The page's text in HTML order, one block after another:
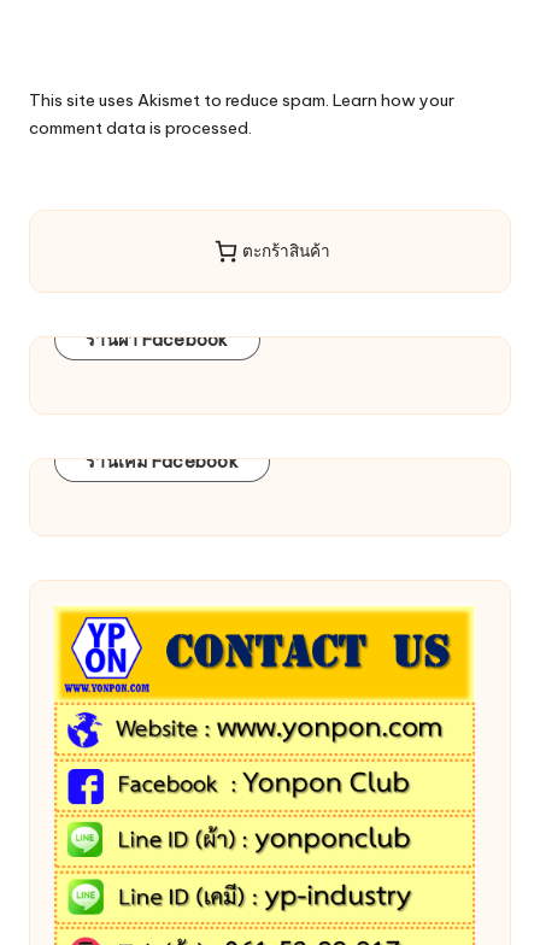
This site uses Akismet to reduce spam. Learn how your
comment data is processed.
ตะกร้าสินค้า
ร้านผ้า Facebook
ร้านเคมี Facebook